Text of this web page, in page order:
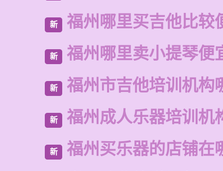
新 福州哪里买吉他比较
新 福州哪里卖小提琴便
新 福州市吉他培训机构
新 福州成人乐器培训机
新 福州买乐器的店铺在